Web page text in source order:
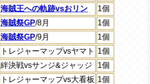
海賊王への軌跡vsおリン 1個
海賊祭GP/8月 1個
海賊祭GP/9月 1個
トレジャーマップvsヤマト 1個
絆決戦vsサンジ&ジャッジ 1個
トレジャーマップvs大看板 1個